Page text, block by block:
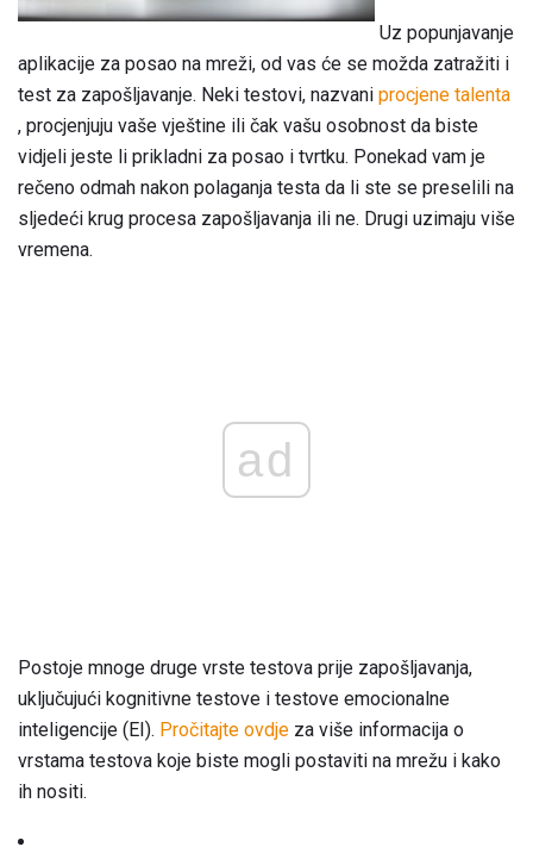
Uz popunjavanje
aplikacije za posao na mreži, od vas će se možda zatražiti i
test za zapošljavanje. Neki testovi, nazvani procjene talenta
, procjenjuju vaše vještine ili čak vašu osobnost da biste
vidjeli jeste li prikladni za posao i tvrtku. Ponekad vam je
rečeno odmah nakon polaganja testa da li ste se preselili na
sljedeći krug procesa zapošljavanja ili ne. Drugi uzimaju više
vremena.
ad
Postoje mnoge druge vrste testova prije zapošljavanja,
uključujući kognitivne testove i testove emocionalne
inteligencije (EI). Pročitajte ovdje za više informacija o
vrstama testova koje biste mogli postaviti na mrežu i kako
ih nositi.